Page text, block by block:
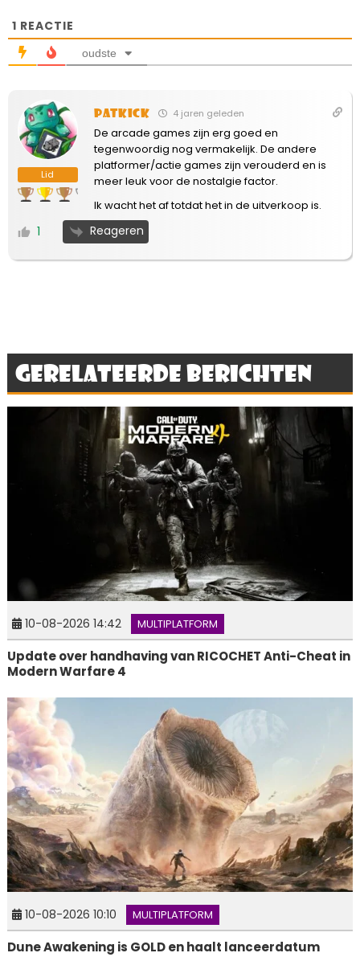
1 REACTIE
oudste
Lid
patkick 4 jaren geleden
De arcade games zijn erg goed en
tegenwoordig nog vermakelijk. De andere
platformer/actie games zijn verouderd en is
meer leuk voor de nostalgie factor.
Ik wacht het af totdat het in de uitverkoop is.
1 Reageren
Gerelateerde berichten
10-08-2026 14:42 MULTIPLATFORM
Update over handhaving van RICOCHET Anti-Cheat in
Modern Warfare 4
10-08-2026 10:10 MULTIPLATFORM
Dune Awakening is GOLD en haalt lanceerdatum